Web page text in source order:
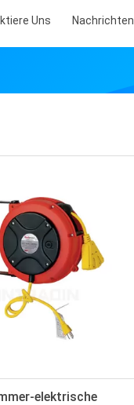
Uns Nachrichten
elektrische